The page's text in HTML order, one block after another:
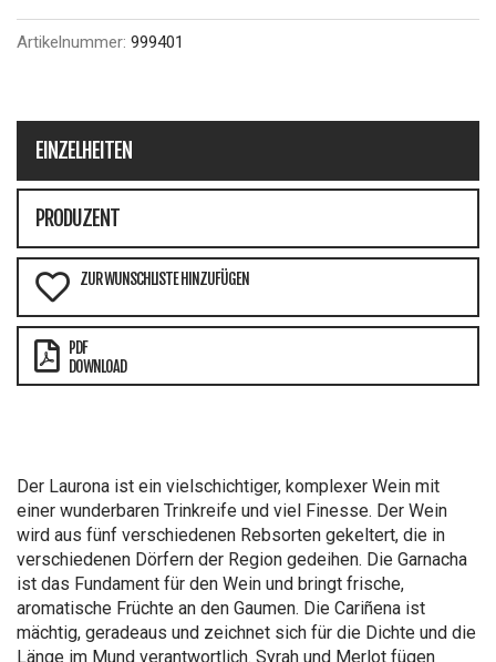
Artikelnummer: 999401
EINZELHEITEN
PRODUZENT
ZUR WUNSCHLISTE HINZUFÜGEN
PDF
DOWNLOAD
Der Laurona ist ein vielschichtiger, komplexer Wein mit
einer wunderbaren Trinkreife und viel Finesse. Der Wein
wird aus fünf verschiedenen Rebsorten gekeltert, die in
verschiedenen Dörfern der Region gedeihen. Die Garnacha
ist das Fundament für den Wein und bringt frische,
aromatische Früchte an den Gaumen. Die Cariñena ist
mächtig, geradeaus und zeichnet sich für die Dichte und die
Länge im Mund verantwortlich. Syrah und Merlot fügen